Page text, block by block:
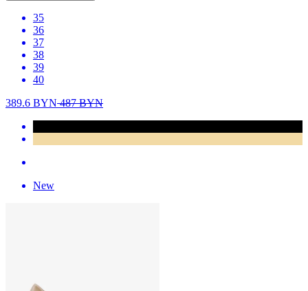
35
36
37
38
39
40
389.6 BYN487BYN
New